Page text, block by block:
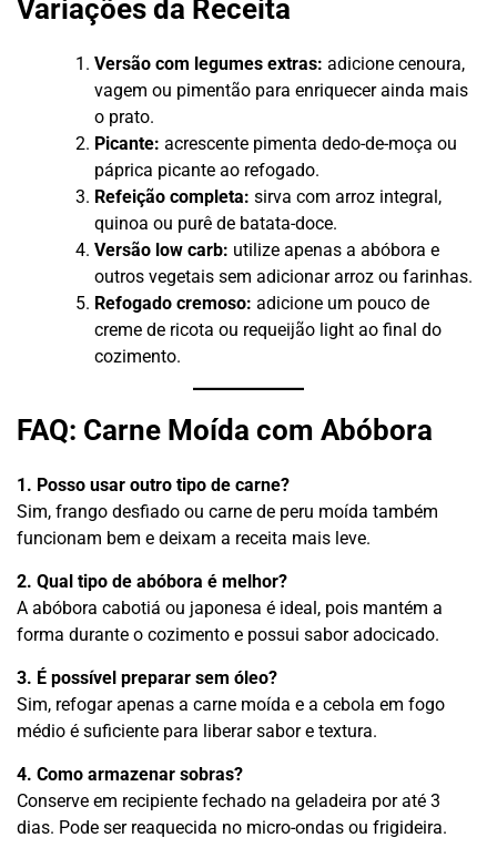
Variações da Receita
Versão com legumes extras: adicione cenoura,
vagem ou pimentão para enriquecer ainda mais
o prato.
Picante: acrescente pimenta dedo-de-moça ou
páprica picante ao refogado.
Refeição completa: sirva com arroz integral,
quinoa ou purê de batata-doce.
Versão low carb: utilize apenas a abóbora e
outros vegetais sem adicionar arroz ou farinhas.
Refogado cremoso: adicione um pouco de
creme de ricota ou requeijão light ao final do
cozimento.
FAQ: Carne Moída com Abóbora
1. Posso usar outro tipo de carne?
Sim, frango desfiado ou carne de peru moída também
funcionam bem e deixam a receita mais leve.
2. Qual tipo de abóbora é melhor?
A abóbora cabotiá ou japonesa é ideal, pois mantém a
forma durante o cozimento e possui sabor adocicado.
3. É possível preparar sem óleo?
Sim, refogar apenas a carne moída e a cebola em fogo
médio é suficiente para liberar sabor e textura.
4. Como armazenar sobras?
Conserve em recipiente fechado na geladeira por até 3
dias. Pode ser reaquecida no micro-ondas ou frigideira.